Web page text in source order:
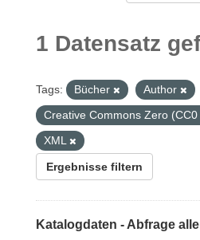
1 Datensatz
Tags: Bücher Author
Creative Commons Zero (CC0
XML
Ergebnisse filtern
Katalogdaten - Abfrage